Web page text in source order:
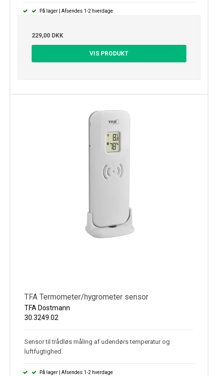
På lager | Afsendes 1-2 hverdage
229,00 DKK
VIS PRODUKT
TFA Termometer/hygrometer sensor
TFA Dostmann
30.3249.02
Sensor til trådløs måling af udendørs temperatur og
luftfugtighed.
På lager | Afsendes 1-2 hverdage